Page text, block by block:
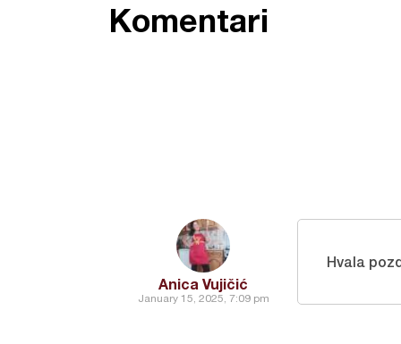
Komentari
Anica Vujičić
January 15, 2025, 7:09 pm
Hvala